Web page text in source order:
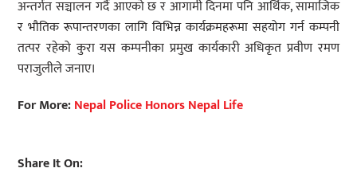
अन्तर्गत सञ्चालन गर्दै आएको छ र आगामी दिनमा पनि आर्थिक, सामाजिक
र भौतिक रूपान्तरणका लागि विभिन्न कार्यक्रमहरूमा सहयोग गर्न कम्पनी
तत्पर रहेको कुरा यस कम्पनीका प्रमुख कार्यकारी अधिकृत प्रवीण रमण
पराजुलीले जनाए।
For More:Nepal Police Honors Nepal Life
Share It On: